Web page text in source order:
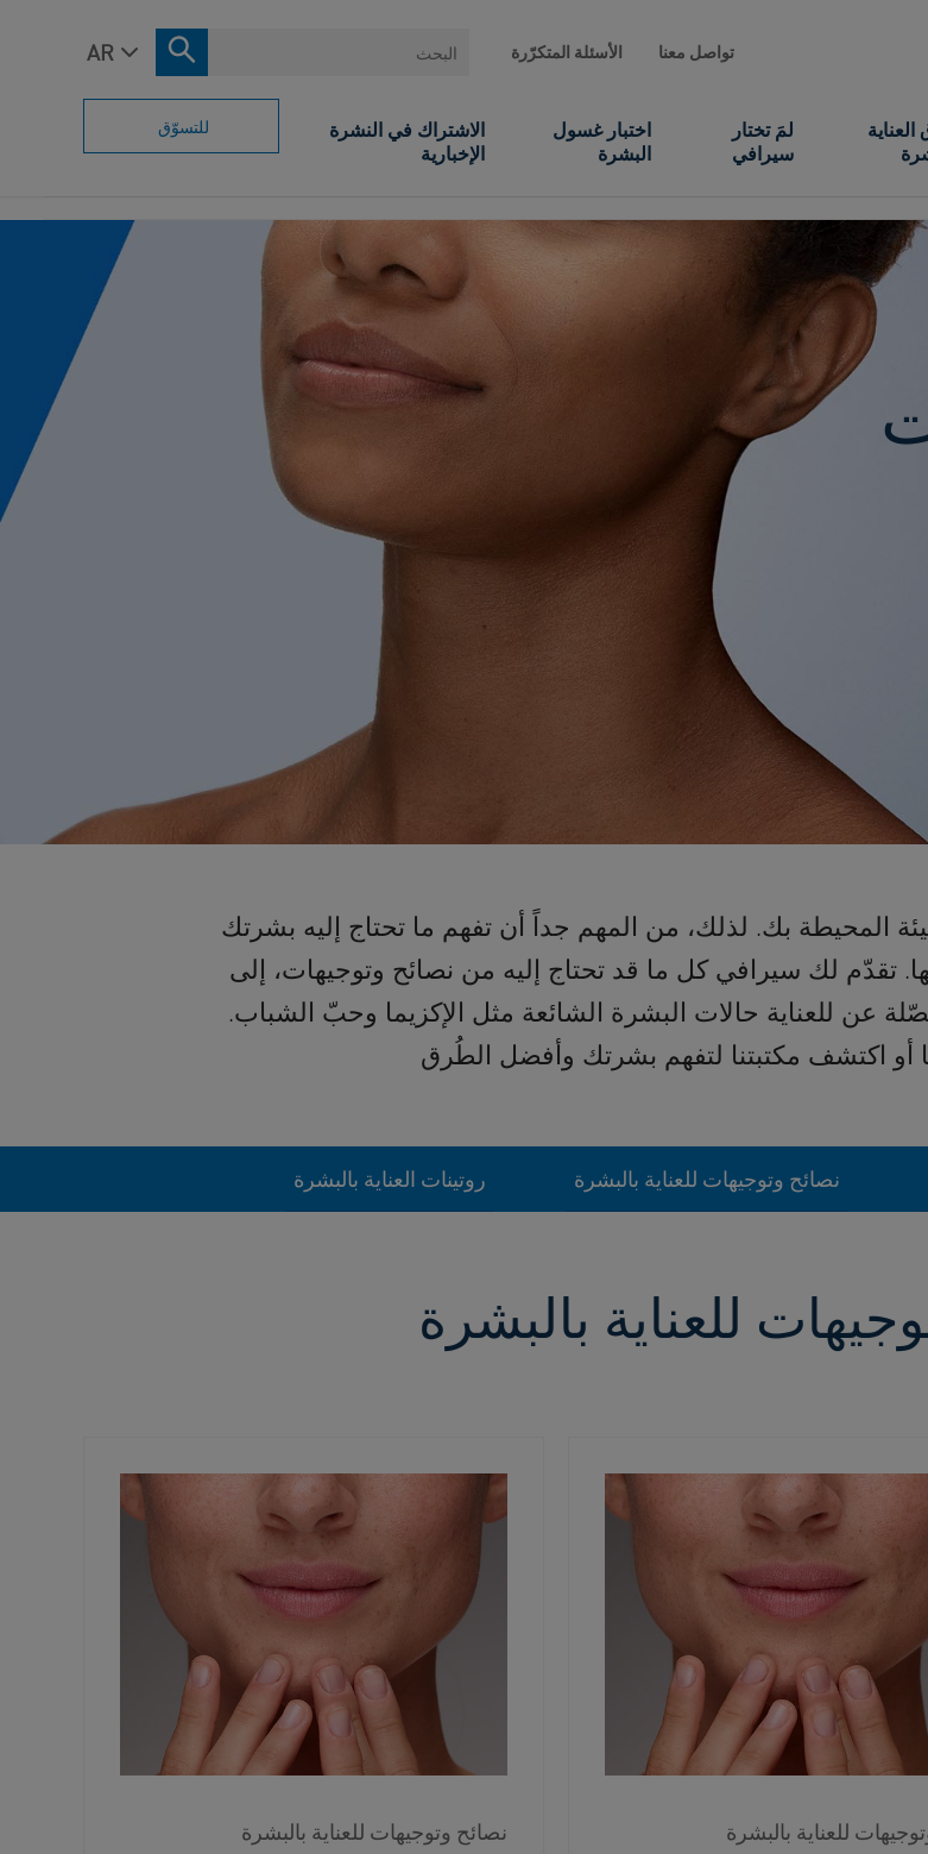
تواصل معنا الأسئلة المتكرّرة البحث
لمَ تختار
سيرافي
اختبار غسول
البشرة
الاشتراك في النشرة
الإخبارية
للتسوّق
المحيطة بك. لذلك، من المهم جداً أن تفهم ما تحتاج إليه بشرتك
تقدّم لك سيرافي كل ما قد تحتاج إليه من نصائح وتوجيهات، إلى
عن للعناية حالات البشرة الشائعة مثل الإكزيما وحبّ الشباب.
أو اكتشف مكتبتنا لتفهم بشرتك وأفضل الطُرق
نصائح وتوجيهات للعناية بالبشرة روتينات العناية بالبشرة
للعناية بالبشرة
للعناية بالبشرة نصائح وتوجيهات للعناية بالبشرة